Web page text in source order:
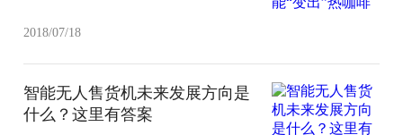
2018/07/18
智能无人售货机未来发展方向是
什么？这里有答案